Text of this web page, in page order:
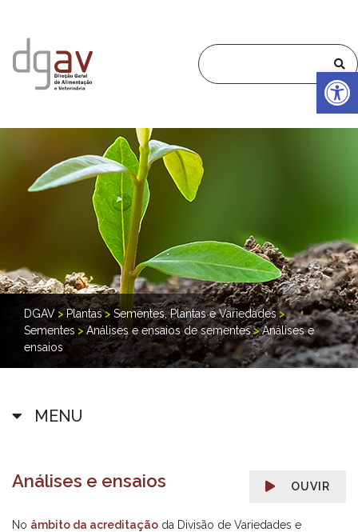
DGAV >Plantas> Sementes, Plantas e Variedades>
Sementes >Análises e ensaios de sementes>Análises e
ensaios
MENU
OUVIR
Análises e ensaios
No âmbito da acreditação da Divisão de Variedades e